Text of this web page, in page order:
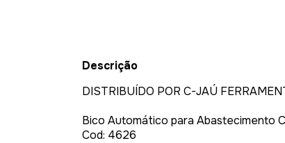
Descrição
DISTRIBUÍDO POR C-JAÚ
Bico Automático para Abastecimento
Cod: 4626